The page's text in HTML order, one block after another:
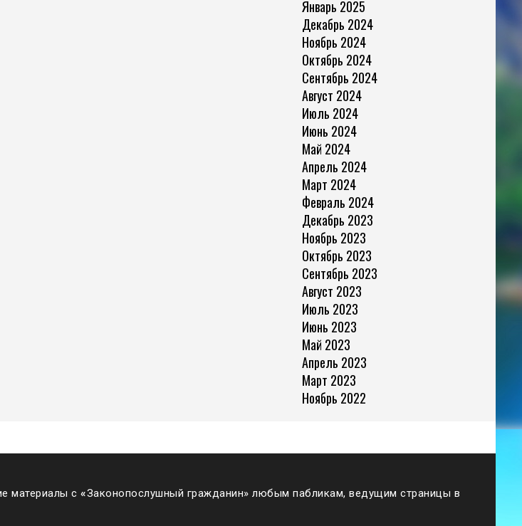
Январь 2025
Декабрь 2024
Ноябрь 2024
Октябрь 2024
Сентябрь 2024
Август 2024
Июль 2024
Июнь 2024
Май 2024
Апрель 2024
Март 2024
Февраль 2024
Декабрь 2023
Ноябрь 2023
Октябрь 2023
Сентябрь 2023
Август 2023
Июль 2023
Июнь 2023
Май 2023
Апрель 2023
Март 2023
Ноябрь 2022
материалы с «Законопослушный гражданин» любым пабликам, ведущим страницы в